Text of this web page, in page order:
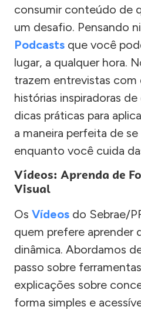
consumir conteúdo de
um desafio. Pensando
Podcasts que você
lugar, a qualquer hora.
trazem entrevistas com
histórias inspiradoras
dicas práticas para
a maneira perfeita de
enquanto você cuida
Vídeos: Aprenda de
Visual
Os Vídeos do Sebrae/
quem prefere aprender
dinâmica. Abordamos
passo sobre
explicações sobre
forma simples e